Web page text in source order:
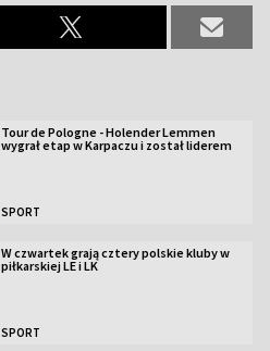
Tour de Pologne - Holender Lemmen
wygrał etap w Karpaczu i został liderem
SPORT
W czwartek grają cztery polskie kluby w
piłkarskiej LE i LK
SPORT